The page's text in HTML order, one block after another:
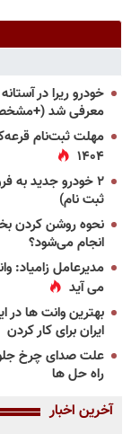
خودرو ریرا در
معرفی شد
مهلت ثبت‌نام
۱۴۰۴
۲ خودرو جدید به
ثبت نام)
نحوه روشن کردن
انجام می‌شود؟
مدیرعامل زامیاد:
می آید
ایران برای کار کردن
علت صدای چرخ
راه حل ها
آخرین اخبار